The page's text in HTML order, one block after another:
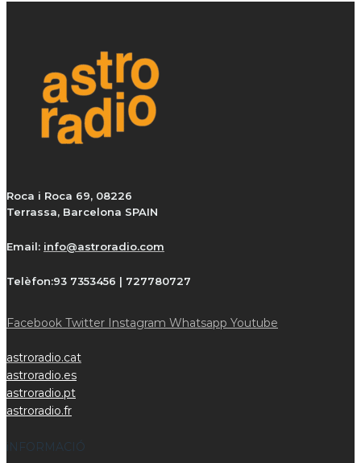
Roca i Roca 69, 08226
Terrassa, Barcelona SPAIN
Email: info@astroradio.com
Telèfon:93 7353456 | 727780727
Facebook Twitter Instagram Whatsapp Youtube
astroradio.cat
astroradio.es
astroradio.pt
astroradio.fr
iNFORMACIÓ